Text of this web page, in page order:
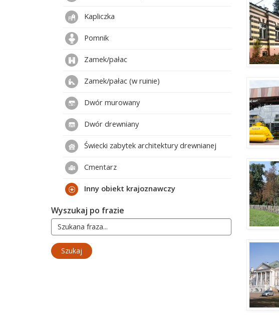
Kapliczka
Pomnik
Zamek/pałac
Zamek/pałac (w ruinie)
Dwór murowany
Dwór drewniany
Świecki zabytek architektury drewnianej
Cmentarz
Inny obiekt krajoznawczy
Wyszukaj po frazie